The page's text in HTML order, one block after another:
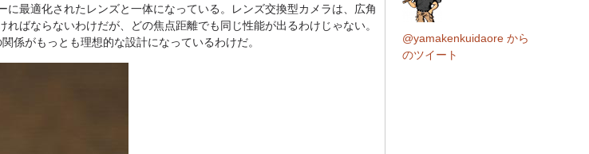
最適化されたレンズと一体になっている。レンズ交換型カメラは、広角
ばならないわけだが、どの焦点距離でも同じ性能が出るわけじゃない。
係がもっとも理想的な設計になっているわけだ。
@yamakenkuidaore から
のツイート